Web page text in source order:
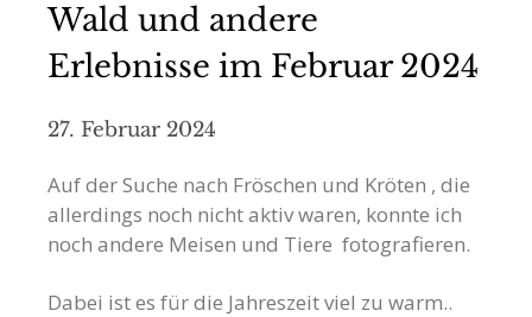
Wald und andere
Erlebnisse im Februar 2024
27. Februar 2024
Auf der Suche nach Fröschen und Kröten , die
allerdings noch nicht aktiv waren, konnte ich
noch andere Meisen und Tiere fotografieren.
Dabei ist es für die Jahreszeit viel zu warm..